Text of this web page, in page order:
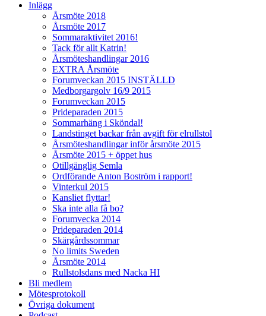
Inlägg
Årsmöte 2018
Årsmöte 2017
Sommaraktivitet 2016!
Tack för allt Katrin!
Årsmöteshandlingar 2016
EXTRA Årsmöte
Forumveckan 2015 INSTÄLLD
Medborgargolv 16/9 2015
Forumveckan 2015
Prideparaden 2015
Sommarhäng i Sköndal!
Landstinget backar från avgift för elrullstol
Årsmöteshandlingar inför årsmöte 2015
Årsmöte 2015 + öppet hus
Otillgänglig Semla
Ordförande Anton Boström i rapport!
Vinterkul 2015
Kansliet flyttar!
Ska inte alla få bo?
Forumvecka 2014
Prideparaden 2014
Skärgårdssommar
No limits Sweden
Årsmöte 2014
Rullstolsdans med Nacka HI
Bli medlem
Mötesprotokoll
Övriga dokument